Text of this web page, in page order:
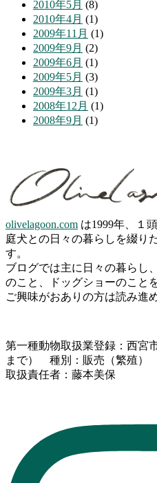
2010年5月 (8)
2010年4月 (1)
2009年11月 (1)
2009年9月 (2)
2009年6月 (1)
2009年5月 (3)
2009年3月 (1)
2008年12月 (1)
2008年9月 (1)
olivelagoon.com は1999年、１
庭犬との日々の暮らしを綴り
す。
ブログでは主に日々の暮らし
のこと、ドッグショーのこと
ご興味がおありの方は読み進
第一種動物取扱業登録：西宮
まで） 種別：販売（繁殖）
取扱責任者：藤本美保